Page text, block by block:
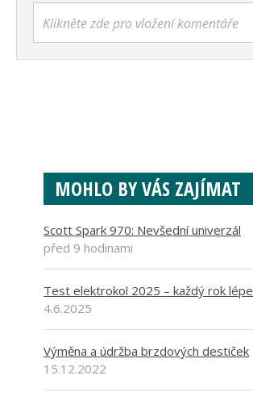
Klikněte zde pro vložení komentáře
MOHLO BY VÁS ZAJÍMAT
Scott Spark 970: Nevšední univerzál
před 9 hodinami
Test elektrokol 2025 – každý rok lépe
4.6.2025
Výměna a údržba brzdových destiček
15.12.2022